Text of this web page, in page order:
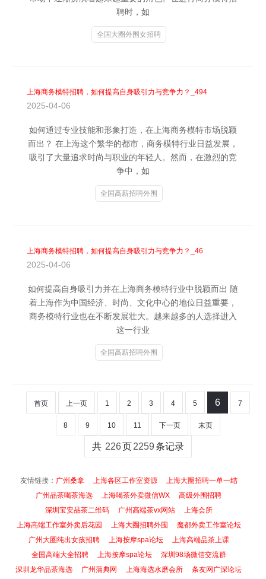
聘时，如
全国大圈外围女招聘
上海商务模特招聘，如何提高自身吸引力与竞争力？_494
2025-04-06
如何通过专业技能和形象打造，在上海商务模特市场脱颖
而出？ 在上海这个繁华的都市，商务模特行业日益发展，
吸引了大量追求时尚与职业的年轻人。然而，在激烈的竞
争中，如
全国高薪招聘外围
上海商务模特招聘，如何提高自身吸引力与竞争力？_46
2025-04-06
如何提高自身吸引力并在上海商务模特行业中脱颖而出 随
着上海作为中国经济、时尚、文化中心的地位日益重要，
商务模特行业也在不断发展壮大。越来越多的人选择进入
这一行业
全国高薪招聘外围
首页 上一页 1 2 3 4 5 6 7
8 9 10 11 下一页 末页
共 226页 2259条记录
友情链接： 广州桑拿 上海各区工作室资源
上海大圈招聘一单一结
广州品茶喝茶海选
上海喝茶外卖微信WX
高级外围招聘
深圳宝安品茶二维码
广州高端茶vx网站
上海会所
上海高端工作室外卖后花园
上海大圈招聘外围
魔都外卖工作室论坛
广州大圈纯出女孩招聘
上海按摩spa论坛
上海高端品茶上课
全国高端大全招聘
上海按摩spa论坛
深圳98场微信交流群
深圳龙华品茶海选
广州蒲典网 上海海选水磨会所 条友网广深论坛